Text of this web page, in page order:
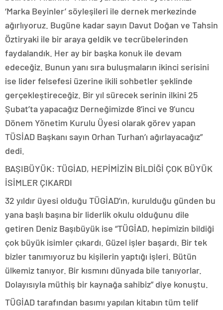
‘Marka Beyinler’ söyleşileri ile dernek merkezinde
ağırlıyoruz. Bugüne kadar sayın Davut Doğan ve Tahsin
Öztiryaki ile bir araya geldik ve tecrübelerinden
faydalandık. Her ay bir başka konuk ile devam
edeceğiz. Bunun yanı sıra buluşmaların ikinci serisini
ise lider felsefesi üzerine ikili sohbetler şeklinde
gerçekleştireceğiz. Bir yıl sürecek serinin ilkini 25
Şubat’ta yapacağız Derneğimizde 8’inci ve 9’uncu
Dönem Yönetim Kurulu Üyesi olarak görev yapan
TÜSİAD Başkanı sayın Orhan Turhan’ı ağırlayacağız”
dedi.
BAŞIBÜYÜK: TÜGİAD, HEPİMİZİN BİLDİĞİ ÇOK BÜYÜK
İSİMLER ÇIKARDI
32 yıldır üyesi olduğu TÜGİAD’ın, kurulduğu günden bu
yana başlı başına bir liderlik okulu olduğunu dile
getiren Deniz Başıbüyük ise “TÜGİAD, hepimizin bildiği
çok büyük isimler çıkardı. Güzel işler başardı. Bir tek
bizler tanımıyoruz bu kişilerin yaptığı işleri. Bütün
ülkemiz tanıyor. Bir kısmını dünyada bile tanıyorlar.
Dolayısıyla müthiş bir kaynağa sahibiz” diye konuştu.
TÜGİAD tarafından basımı yapılan kitabın tüm telif